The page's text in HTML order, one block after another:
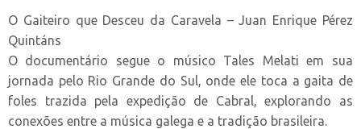
O Gaiteiro que Desceu da Caravela – Juan Enrique Pérez
Quintáns
O documentário segue o músico Tales Melati em sua
jornada pelo Rio Grande do Sul, onde ele toca a gaita de
foles trazida pela expedição de Cabral, explorando as
conexões entre a música galega e a tradição brasileira.